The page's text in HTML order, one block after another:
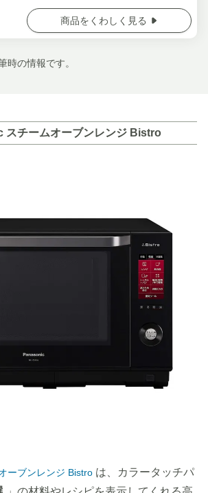
商品をくわしく見る
の情報です。
スチームオーブンレンジ Bistro
ーブンレンジ Bistro は、カラータッチパ